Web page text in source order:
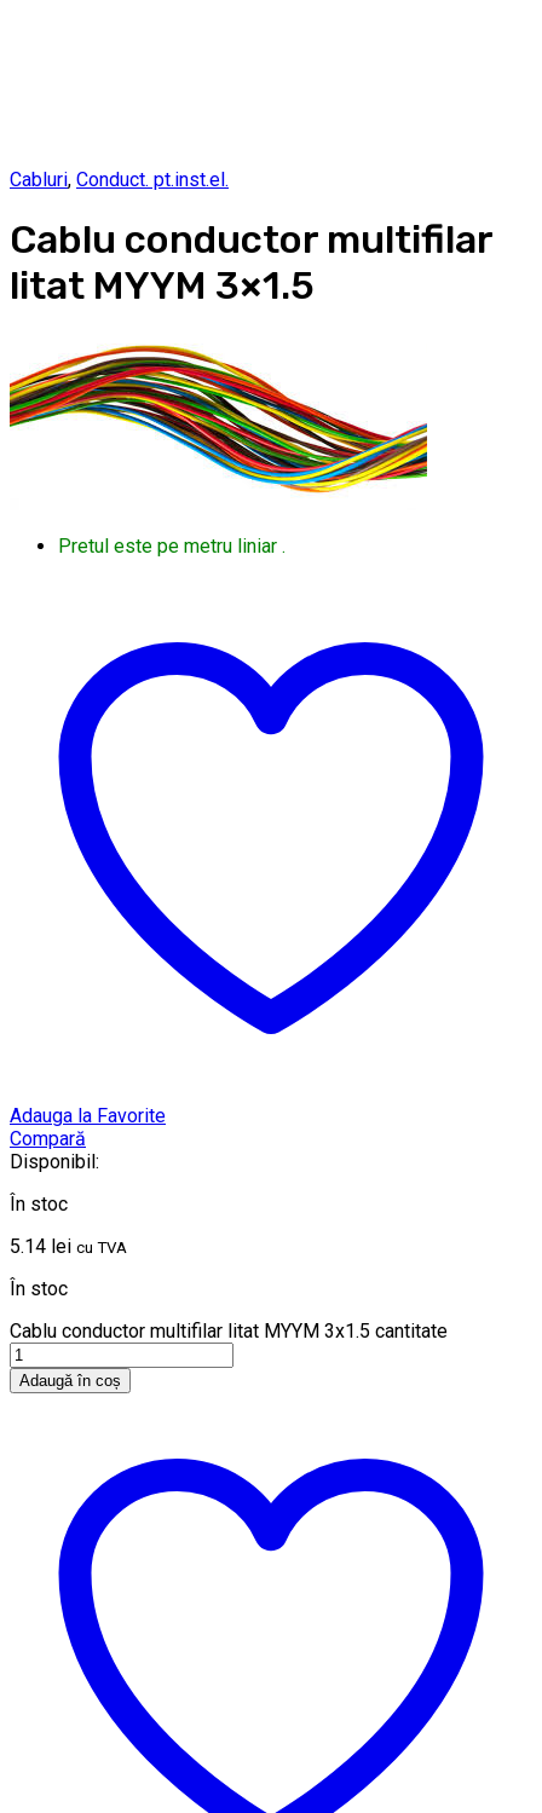
Cabluri, Conduct. pt.inst.el.
Cablu conductor multifilar
litat MYYM 3×1.5
Pretul este pe metru liniar .
Adauga la Favorite
Compară
Disponibil:
În stoc
5.14 lei cu TVA
În stoc
Cablu conductor multifilar litat MYYM 3x1.5 cantitate
Adaugă în coș